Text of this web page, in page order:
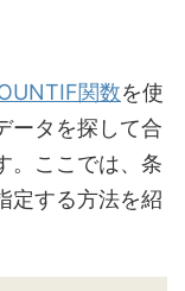
関数を使
ータを探して合
。ここでは、条
定する方法を紹